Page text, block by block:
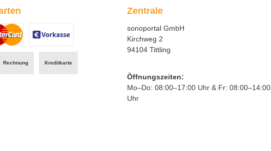
Zentrale
sonoportal GmbH
Kirchweg 2
94104 Tittling
Öffnungszeiten:
Mo–Do: 08:00–17:00 Uhr & Fr: 08:00–14:00
Uhr
Rechnung Kreditkarte